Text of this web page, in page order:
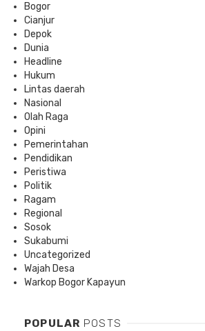
Bogor
Cianjur
Depok
Dunia
Headline
Hukum
Lintas daerah
Nasional
Olah Raga
Opini
Pemerintahan
Pendidikan
Peristiwa
Politik
Ragam
Regional
Sosok
Sukabumi
Uncategorized
Wajah Desa
Warkop Bogor Kapayun
POPULAR POSTS